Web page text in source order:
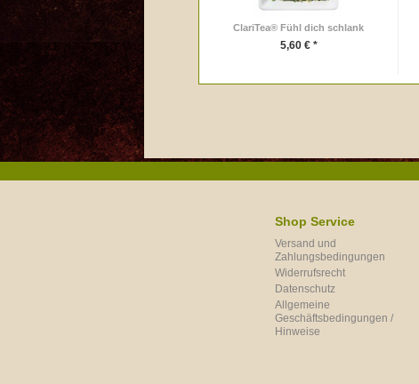
ClariTea® Fühl dich schlank
5,60 € *
Shop Service
Versand und
Zahlungsbedingungen
Widerrufsrecht
Datenschutz
Allgemeine
Geschäftsbedingungen /
Hinweise